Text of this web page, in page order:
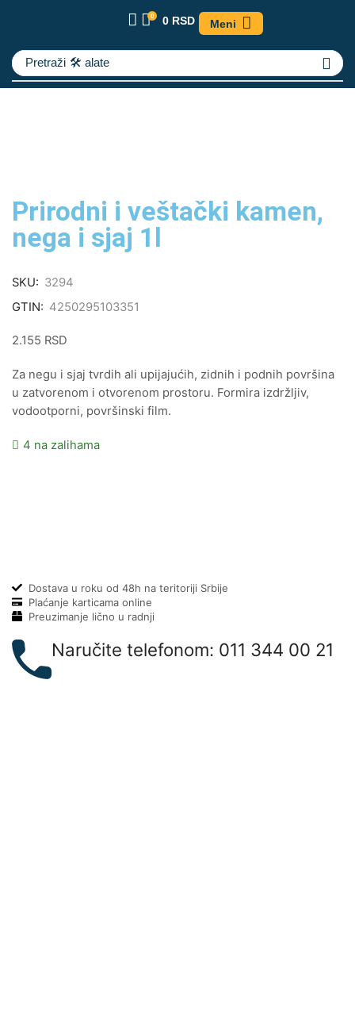
0 0 RSD Meni
Pretraži 🛠️ alate
Prirodni i veštački kamen,
nega i sjaj 1l
SKU: 3294
GTIN: 4250295103351
2.155 RSD
Za negu i sjaj tvrdih ali upijajućih, zidnih i podnih površina
u zatvorenom i otvorenom prostoru. Formira izdržljiv,
vodootporni, površinski film.
4 na zalihama
Dostava u roku od 48h na teritoriji Srbije
Plaćanje karticama online
Preuzimanje lično u radnji
Naručite telefonom: 011 344 00 21